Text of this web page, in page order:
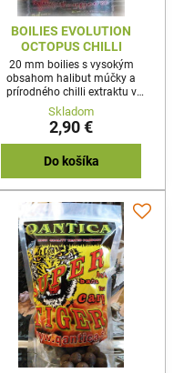
BOILIES EVOLUTION
OCTOPUS CHILLI
20 mm boilies s vysokým
obsahom halibut múčky a
prírodného chilli extraktu v
kombinácii s vynikajúcou
arómou chobotnice.150g 150g
20mm
Skladom
2,90 €
Do košíka